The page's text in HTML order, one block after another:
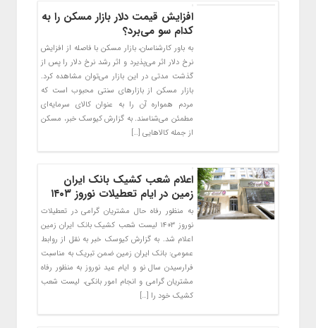
افزایش قیمت دلار بازار مسکن را به
کدام سو می‌برد؟
به باور کارشناسان، بازار مسکن با فاصله از افزایش
نرخ دلار اثر می‌پذیرد و اثر رشد نرخ دلار را پس از
گذشت مدتی در این بازار می‌توان مشاهده کرد.
بازار مسکن از بازار‌های سنتی محبوب است که
مردم همواره آن را به عنوان کالای سرمایه‌ای
مطمئن می‌شناسند. به گزارش کیوسک خبر، مسکن
از جمله کالا‌هایی […]
اعلام شعب کشیک بانک ایران
زمین در ایام تعطیلات نوروز ۱۴۰۳
به منظور رفاه حال مشتریان گرامی در تعطیلات
نوروز ۱۴۰۳ لیست شعب کشیک بانک ایران زمین
اعلام شد. به گزارش کیوسک خبر به نقل از روابط
عمومی: بانک ایران زمین ضمن تبریک به مناسبت
فرارسیدن سال نو و ایام عید نوروز به منظور رفاه
مشتریان گرامی و انجام امور بانکی، لیست شعب
کشیک خود را […]